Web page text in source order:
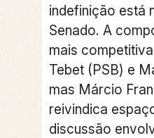
indefinição está
Senado. A
mais
Tebet (PSB) e
mas Márcio
reivindica
discussão